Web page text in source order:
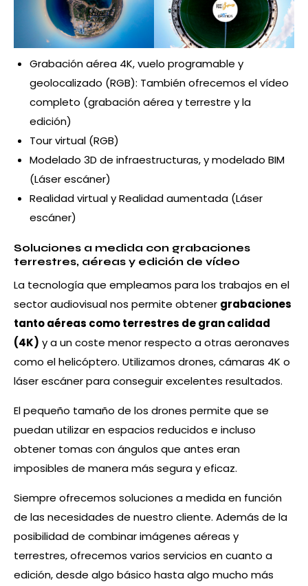
Grabación aérea 4K, vuelo programable y
geolocalizado (RGB): También ofrecemos el vídeo
completo (grabación aérea y terrestre y la
edición)
Tour virtual (RGB)
Modelado 3D de infraestructuras, y modelado BIM
(Láser escáner)
Realidad virtual y Realidad aumentada (Láser
escáner)
Soluciones a medida con grabaciones
terrestres, aéreas y edición de vídeo
La tecnología que empleamos para los trabajos en el
sector audiovisual nos permite obtener grabaciones
tanto aéreas como terrestres de gran calidad
(4K) y a un coste menor respecto a otras aeronaves
como el helicóptero. Utilizamos drones, cámaras 4K o
láser escáner para conseguir excelentes resultados.
El pequeño tamaño de los drones permite que se
puedan utilizar en espacios reducidos e incluso
obtener tomas con ángulos que antes eran
imposibles de manera más segura y eficaz.
Siempre ofrecemos soluciones a medida en función
de las necesidades de nuestro cliente. Además de la
posibilidad de combinar imágenes aéreas y
terrestres, ofrecemos varios servicios en cuanto a
edición, desde algo básico hasta algo mucho más